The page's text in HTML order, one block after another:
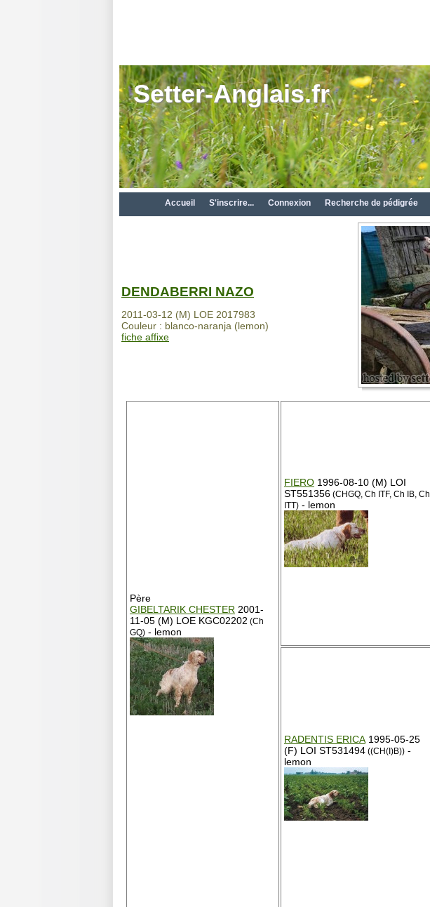
Setter-Anglais.fr
Accueil S'inscrire... Connexion Recherche de pédigrée
DENDABERRI NAZO
2011-03-12 (M) LOE 2017983
Couleur : blanco-naranja (lemon)
fiche affixe
Père
GIBELTARIK CHESTER 2001-
11-05 (M) LOE KGC02202 (Ch
GQ) - lemon
FIERO 1996-08-10 (M) LOI
ST551356 (CHGQ, Ch ITF, Ch IB, Ch
ITT) - lemon
RADENTIS ERICA 1995-05-25
(F) LOI ST531494 ((CH(I)B)) -
lemon